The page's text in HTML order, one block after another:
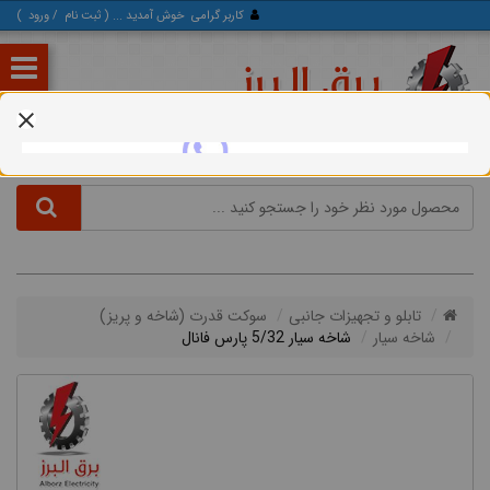
کاربر گرامی خوش آمدید ... ( ثبت‌ نام /ورود )
تابلو و تجهیزات جانبی
سوكت قدرت (شاخه و پريز)
شاخه سیار
شاخه سیار 5/32 پارس فانال